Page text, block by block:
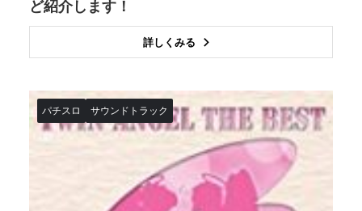
ど紹介します！
詳しくみる
パチスロ サウンドトラック